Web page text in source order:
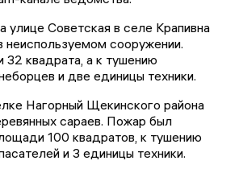
улице Советская в селе Крапивна
неиспользуемом сооружении.
32 квадрата, а к тушению
и две единицы техники.
Нагорный Щекинского района
сараев. Пожар был
100 квадратов, к тушению
и 3 единицы техники.